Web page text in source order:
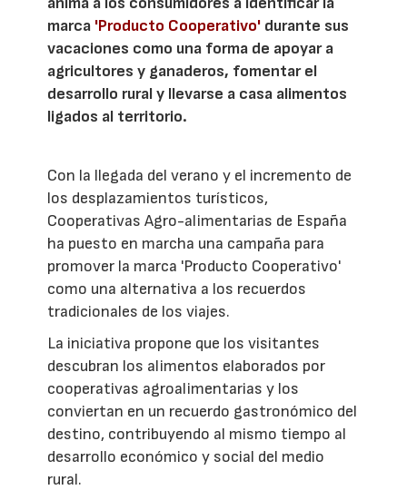
marca 'Producto Cooperativo' durante sus
vacaciones como una forma de apoyar a
agricultores y ganaderos, fomentar el
desarrollo rural y llevarse a casa alimentos
ligados al territorio.
Con la llegada del verano y el incremento de
los desplazamientos turísticos,
Cooperativas Agro-alimentarias de España
ha puesto en marcha una campaña para
promover la marca 'Producto Cooperativo'
como una alternativa a los recuerdos
tradicionales de los viajes.
La iniciativa propone que los visitantes
descubran los alimentos elaborados por
cooperativas agroalimentarias y los
conviertan en un recuerdo gastronómico del
destino, contribuyendo al mismo tiempo al
desarrollo económico y social del medio
rural.